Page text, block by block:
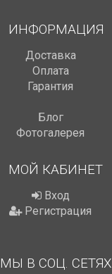
ИНФОРМАЦИЯ
Доставка
Оплата
Гарантия
Блог
Фотогалерея
МОЙ КАБИНЕТ
Вход
Регистрация
МЫ В СОЦ. СЕТЯХ